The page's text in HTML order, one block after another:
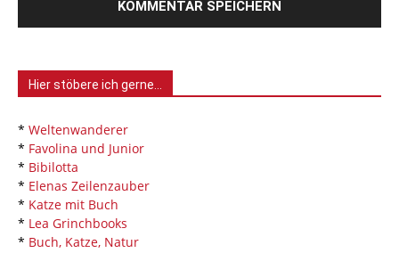
Hier stöbere ich gerne…
* Weltenwanderer
* Favolina und Junior
* Bibilotta
* Elenas Zeilenzauber
* Katze mit Buch
* Lea Grinchbooks
* Buch, Katze, Natur